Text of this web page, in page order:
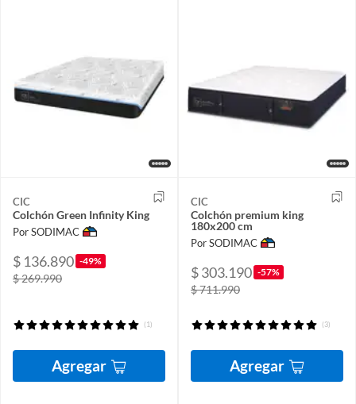
CIC
Colchón Green Infinity King
Por SODIMAC
$ 136.890 -49%
$ 269.990
(1)
Agregar
CIC
Colchón premium king
180x200 cm
Por SODIMAC
$ 303.190 -57%
$ 711.990
(3)
Agregar